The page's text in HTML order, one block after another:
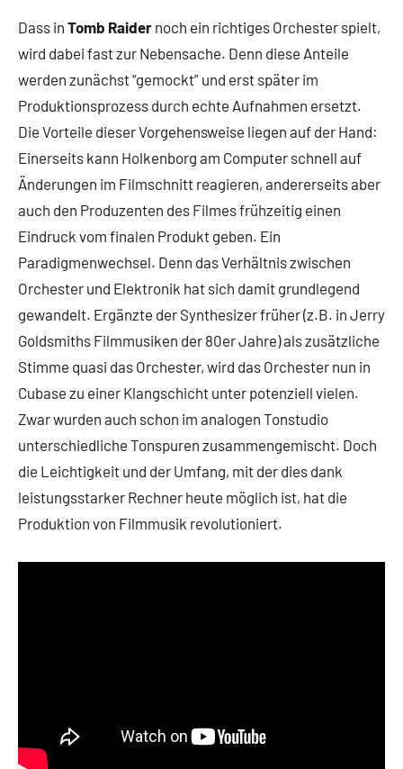
Dass in Tomb Raider noch ein richtiges Orchester spielt,
wird dabei fast zur Nebensache. Denn diese Anteile
werden zunächst “gemockt” und erst später im
Produktionsprozess durch echte Aufnahmen ersetzt.
Die Vorteile dieser Vorgehensweise liegen auf der Hand:
Einerseits kann Holkenborg am Computer schnell auf
Änderungen im Filmschnitt reagieren, andererseits aber
auch den Produzenten des Filmes frühzeitig einen
Eindruck vom finalen Produkt geben. Ein
Paradigmenwechsel. Denn das Verhältnis zwischen
Orchester und Elektronik hat sich damit grundlegend
gewandelt. Ergänzte der Synthesizer früher (z.B. in Jerry
Goldsmiths Filmmusiken der 80er Jahre) als zusätzliche
Stimme quasi das Orchester, wird das Orchester nun in
Cubase zu einer Klangschicht unter potenziell vielen.
Zwar wurden auch schon im analogen Tonstudio
unterschiedliche Tonspuren zusammengemischt. Doch
die Leichtigkeit und der Umfang, mit der dies dank
leistungsstarker Rechner heute möglich ist, hat die
Produktion von Filmmusik revolutioniert.